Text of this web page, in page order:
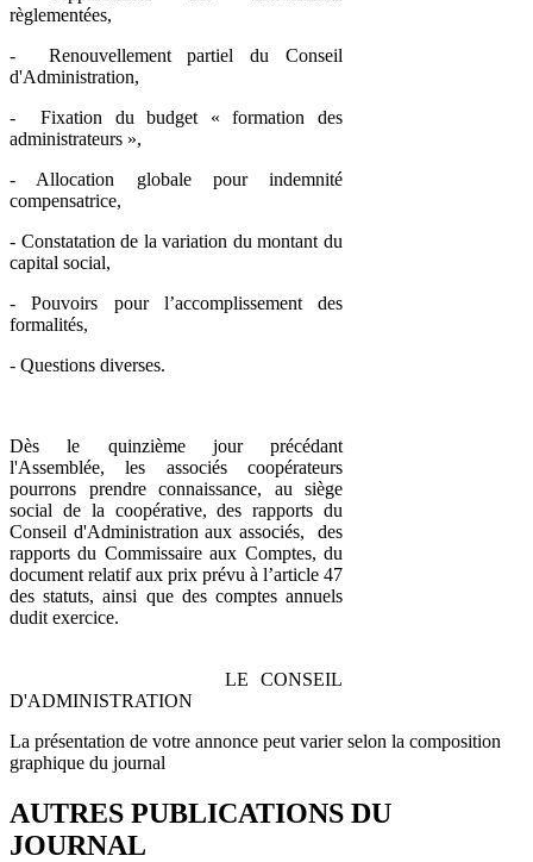
règlementées,
- Renouvellement partiel du Conseil
d'Administration,
- Fixation du budget « formation des
administrateurs »,
- Allocation globale pour indemnité
compensatrice,
- Constatation de la variation du montant du
capital social,
- Pouvoirs pour l’accomplissement des
formalités,
- Questions diverses.
Dès le quinzième jour précédant
l'Assemblée, les associés coopérateurs
pourrons prendre connaissance, au siège
social de la coopérative, des rapports du
Conseil d'Administration aux associés, des
rapports du Commissaire aux Comptes, du
document relatif aux prix prévu à l’article 47
des statuts, ainsi que des comptes annuels
dudit exercice.
LE CONSEIL
D'ADMINISTRATION
La présentation de votre annonce peut varier selon la composition
graphique du journal
AUTRES PUBLICATIONS DU
JOURNAL